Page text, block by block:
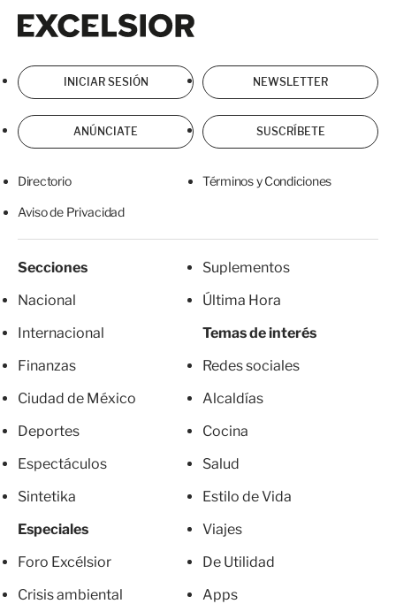
INICIAR SESIÓN NEWSLETTER
ANÚNCIATE SUSCRÍBETE
Directorio Términos y Condiciones
Aviso de Privacidad
Secciones
Nacional
Internacional
Finanzas
Ciudad de México
Deportes
Espectáculos
Sintetika
Especiales
Foro Excélsior
Crisis ambiental
Suplementos
Última Hora
Temas de interés
Redes sociales
Alcaldías
Cocina
Salud
Estilo de Vida
Viajes
De Utilidad
Apps